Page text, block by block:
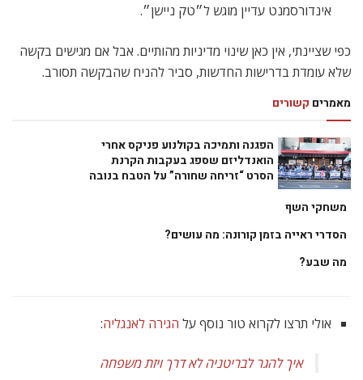
אינדורסמנט עדיין מוגש ל״טק ניישן״.
כפי שציינתי, אין כאן שינוי מדיניות מהותיים. אבל אם מגישים בקשה
שלא עומדת בדרישות החדשות, סביר להניח שהבקשה תסורב.
מאמרים קשורים
הפגנה ותמיכה בקולנוע פניקס אחרי
הואנדליזם שספג בעקבות הקרנת
הסרט “זריחה שחורה” על הטבח בנובה
משחקי השף
הסדרי ראייה בזמן קורונה: מה עושים?
מה שבע?
אולי תרצו לקרוא טור נוסף על הגירה לאנגליה:
איך להגר לבריטניה לא דרך ויזת משפחה